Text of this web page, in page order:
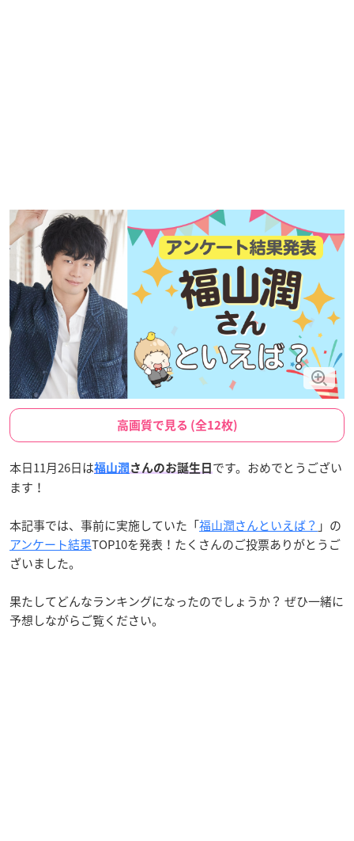
高画質で見る (全12枚)
本日11月26日は福山潤 さんのお誕生日 です。おめでとうござい
ます！
本記事では、事前に実施していた「福山潤さんといえば？ 」の
アンケート結果TOP10を発表！たくさんのご投票ありがとうご
ざいました。
果たしてどんなランキングになったのでしょうか？ ぜひ一緒に
予想しながらご覧ください。